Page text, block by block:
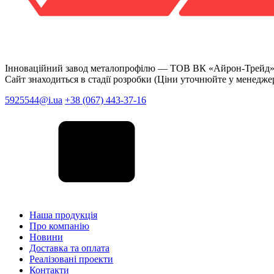
Інноваційний завод металопрофілю — ТОВ ВК «Айрон-Трейд»
Сайт знаходиться в стадії розробки (Ціни уточнюйте у
5925544@i.ua +38 (067) 443-37-16
Наша продукція
Про компанію
Новини
Доставка та оплата
Реалізовані проекти
Контакти